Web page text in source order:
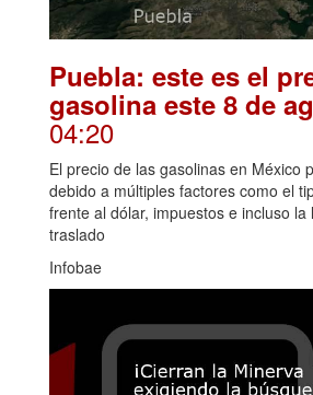
Puebla: este es el
gasolina este 8 de
04:20
El precio de las gasolinas en México
debido a múltiples factores como el
frente al dólar, impuestos e incluso la
traslado
Infobae